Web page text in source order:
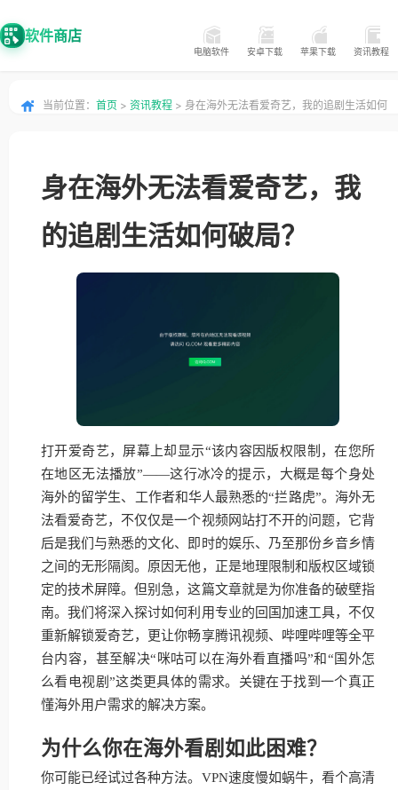
软件商店
电脑软件 安卓下载 苹果下载 资讯教程
当前位置： 首页 > 资讯教程 > 身在海外无法看爱奇艺，我的追剧生活如何
身在海外无法看爱奇艺，我
的追剧生活如何破局？
打开爱奇艺，屏幕上却显示“该内容因版权限制，在您所
在地区无法播放”——这行冰冷的提示，大概是每个身处
海外的留学生、工作者和华人最熟悉的“拦路虎”。海外无
法看爱奇艺，不仅仅是一个视频网站打不开的问题，它背
后是我们与熟悉的文化、即时的娱乐、乃至那份乡音乡情
之间的无形隔阂。原因无他，正是地理限制和版权区域锁
定的技术屏障。但别急，这篇文章就是为你准备的破壁指
南。我们将深入探讨如何利用专业的回国加速工具，不仅
重新解锁爱奇艺，更让你畅享腾讯视频、哔哩哔哩等全平
台内容，甚至解决“咪咕可以在海外看直播吗”和“国外怎
么看电视剧”这类更具体的需求。关键在于找到一个真正
懂海外用户需求的解决方案。
为什么你在海外看剧如此困难？
你可能已经试过各种方法。VPN速度慢如蜗牛，看个高清